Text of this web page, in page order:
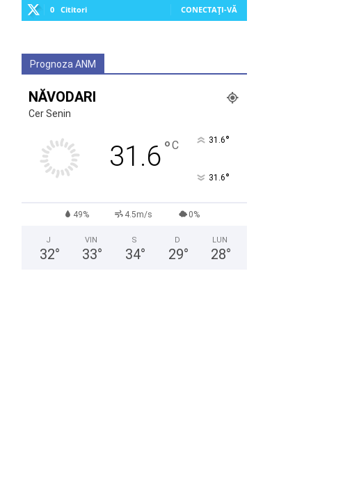
0 Cititori CONECTAȚI-VĂ
Prognoza ANM
NĂVODARI
Cer Senin
31.6°C 31.6°
31.6°
49% 4.5m/s 0%
J
32°
VIN
33°
S
34°
D
29°
LUN
28°